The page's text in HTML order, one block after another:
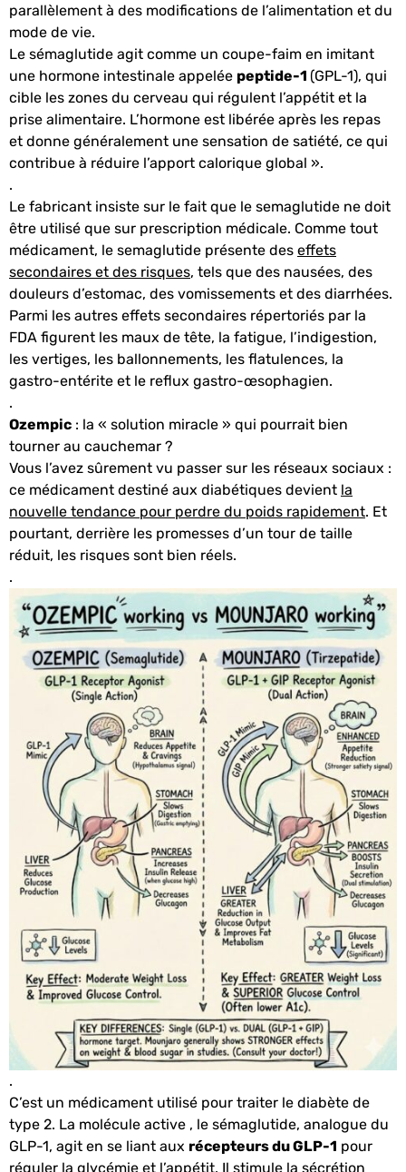
parallèlement à des modifications de l’alimentation et du
mode de vie.
Le sémaglutide agit comme un coupe-faim en imitant
une hormone intestinale appelée peptide-1 (GPL-1), qui
cible les zones du cerveau qui régulent l’appétit et la
prise alimentaire. L’hormone est libérée après les repas
et donne généralement une sensation de satiété, ce qui
contribue à réduire l’apport calorique global ».
.
Le fabricant insiste sur le fait que le semaglutide ne doit
être utilisé que sur prescription médicale. Comme tout
médicament, le semaglutide présente des effets
secondaires et des risques, tels que des nausées, des
douleurs d’estomac, des vomissements et des diarrhées.
Parmi les autres effets secondaires répertoriés par la
FDA figurent les maux de tête, la fatigue, l’indigestion,
les vertiges, les ballonnements, les flatulences, la
gastro-entérite et le reflux gastro-œsophagien.
.
Ozempic : la « solution miracle » qui pourrait bien
tourner au cauchemar ?
Vous l’avez sûrement vu passer sur les réseaux sociaux :
ce médicament destiné aux diabétiques devient la
nouvelle tendance pour perdre du poids rapidement. Et
pourtant, derrière les promesses d’un tour de taille
réduit, les risques sont bien réels.
.
.
C’est un médicament utilisé pour traiter le diabète de
type 2. La molécule active , le sémaglutide, analogue du
GLP-1, agit en se liant aux récepteurs du GLP-1 pour
réguler la glycémie et l’appétit. Il stimule la sécrétion